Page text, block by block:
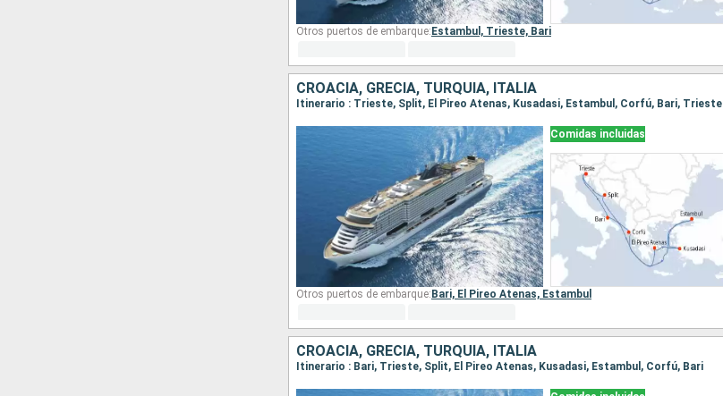
Otros puertos de embarque: Estambul, Trieste, Bari
CROACIA, GRECIA, TURQUÍA, ITALIA
Itinerario : Trieste, Split, El Pireo Atenas, Kusadasi, Estambul, Corfú, Bari, Trieste
Comidas incluidas
Otros puertos de embarque: Bari, El Pireo Atenas, Estambul
CROACIA, GRECIA, TURQUÍA, ITALIA
Itinerario : Bari, Trieste, Split, El Pireo Atenas, Kusadasi, Estambul, Corfú, Bari